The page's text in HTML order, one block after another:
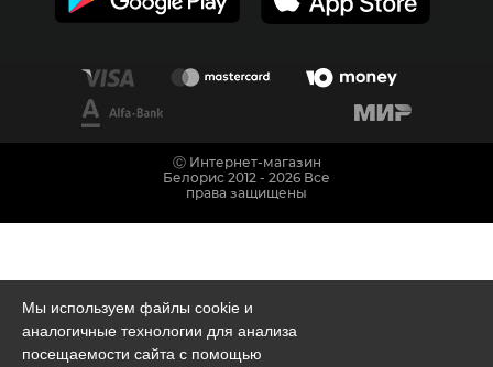
Мы используем файлы cookie и
аналогичные технологии для анализа
посещаемости сайта с помощью
Ⓒ Интернет-магазин
Белорис 2012 - 2026 Все
права защищены